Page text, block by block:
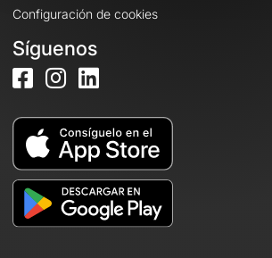
Configuración de cookies
Síguenos